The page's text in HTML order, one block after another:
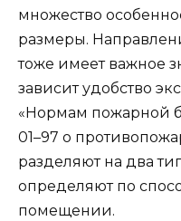
множество
размеры.
тоже имеет важное
зависит удобство
«Нормам пожарной
01–97 о
разделяют на два
определяют по
помещении.